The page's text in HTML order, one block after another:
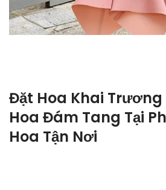
Đặt Hoa Khai Trương
Hoa Đám Tang Tại
Hoa Tận Nơi